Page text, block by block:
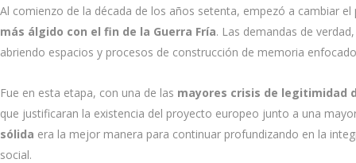
Al comienzo de la década de los años setenta, empezó a cambiar
más álgido con el fin de la Guerra Fría. Las demandas de
abriendo espacios y procesos de construcción de memoria
Fue en esta etapa, con una de las mayores crisis de legitimidad
que justificaran la existencia del proyecto europeo junto a una
sólida era la mejor manera para continuar profundizando en la
social.